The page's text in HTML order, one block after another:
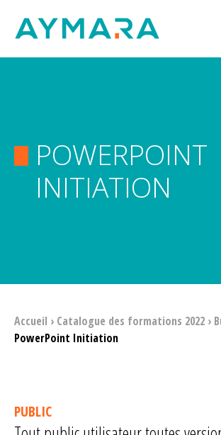
POWERPOINT
INITIATION
Accueil › Catalogue des formations 2022 ›
PowerPoint Initiation
PUBLIC